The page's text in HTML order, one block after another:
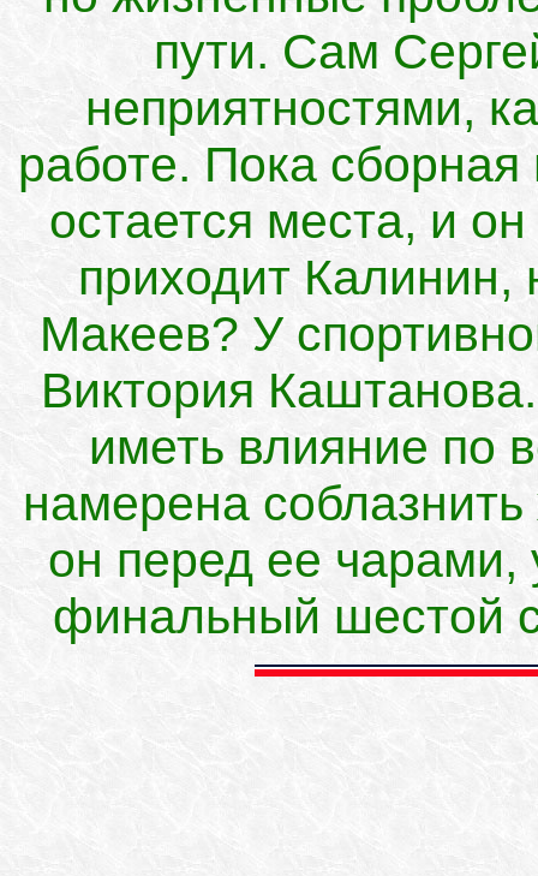
пути. Сам
неприятностями,
работе. Пока
остается места, и
приходит Калинин,
Макеев? У
Виктория
иметь влияние по
намерена
он перед ее чарами,
финальный шестой